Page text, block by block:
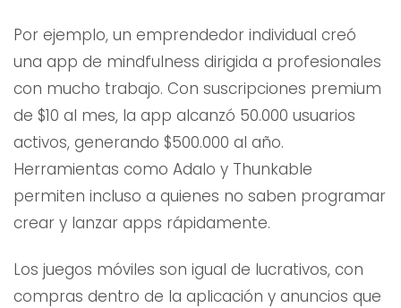
Por ejemplo, un emprendedor individual creó
una app de mindfulness dirigida a profesionales
con mucho trabajo. Con suscripciones premium
de $10 al mes, la app alcanzó 50.000 usuarios
activos, generando $500.000 al año.
Herramientas como Adalo y Thunkable
permiten incluso a quienes no saben programar
crear y lanzar apps rápidamente.
Los juegos móviles son igual de lucrativos, con
compras dentro de la aplicación y anuncios que